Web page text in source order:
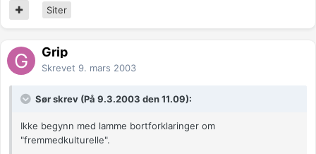
Siter
Grip
Skrevet 9. mars 2003
Sør skrev (På 9.3.2003 den 11.09):
Ikke begynn med lamme bortforklaringer om
"fremmedkulturelle".